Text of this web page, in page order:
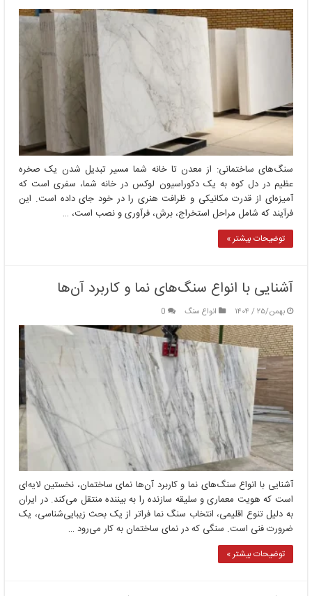
سنگ‌های ساختمانی: از معدن تا خانه شما مسیر تبدیل شدن یک صخره
عظیم در دل کوه به یک دکوراسیون لوکس در خانه شما، سفری است که
آمیزه‌ای از قدرت مکانیکی و ظرافت هنری را در خود جای داده است. این
فرآیند که شامل مراحل استخراج، برش، فرآوری و نصب است، …
توضیحات بیشتر »
آشنایی با انواع سنگ‌های نما و کاربرد آن‌ها
بهمن/۲۵ / ۱۴۰۴ انواع سنگ 0
آشنایی با انواع سنگ‌های نما و کاربرد آن‌ها نمای ساختمان، نخستین لایه‌ای
است که هویت معماری و سلیقه سازنده را به بیننده منتقل می‌کند. در ایران
به دلیل تنوع اقلیمی، انتخاب سنگ نما فراتر از یک بحث زیبایی‌شناسی، یک
ضرورت فنی است. سنگی که در نمای ساختمان به کار می‌رود …
توضیحات بیشتر »